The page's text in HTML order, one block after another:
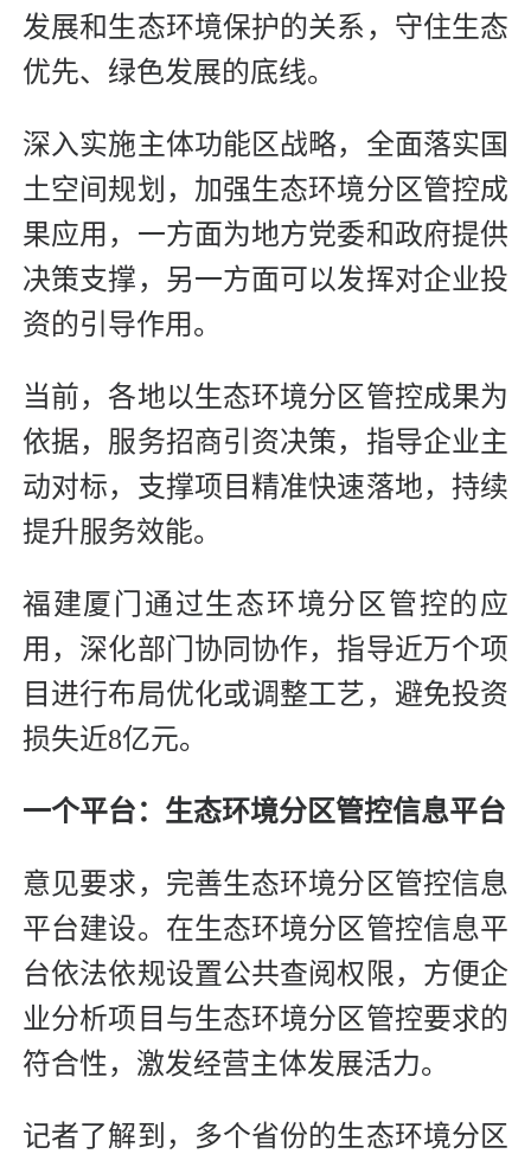
发展和生态环境保护的关系，守住生态
优先、绿色发展的底线。
深入实施主体功能区战略，全面落实国
土空间规划，加强生态环境分区管控成
果应用，一方面为地方党委和政府提供
决策支撑，另一方面可以发挥对企业投
资的引导作用。
当前，各地以生态环境分区管控成果为
依据，服务招商引资决策，指导企业主
动对标，支撑项目精准快速落地，持续
提升服务效能。
福建厦门通过生态环境分区管控的应
用，深化部门协同协作，指导近万个项
目进行布局优化或调整工艺，避免投资
损失近8亿元。
一个平台：生态环境分区管控信息平台
意见要求，完善生态环境分区管控信息
平台建设。在生态环境分区管控信息平
台依法依规设置公共查阅权限，方便企
业分析项目与生态环境分区管控要求的
符合性，激发经营主体发展活力。
记者了解到，多个省份的生态环境分区